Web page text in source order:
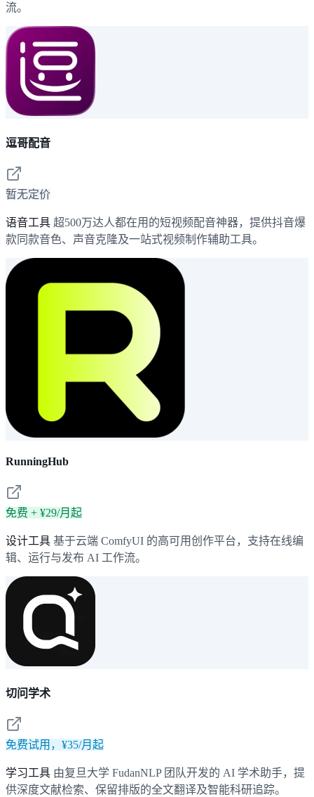
流。
逗哥配音
暂无定价
语音工具 超500万达人都在用的短视频配音神器，提供抖音爆
款同款音色、声音克隆及一站式视频制作辅助工具。
RunningHub
免费 + ¥29/月起
设计工具 基于云端 ComfyUI 的高可用创作平台，支持在线编
辑、运行与发布 AI 工作流。
切问学术
免费试用，¥35/月起
学习工具 由复旦大学 FudanNLP 团队开发的 AI 学术助手，提
供深度文献检索、保留排版的全文翻译及智能科研追踪。